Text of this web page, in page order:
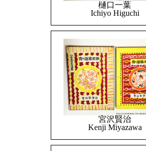
樋口一葉
Ichiyo Higuchi
宮沢賢治
Kenji Miyazawa